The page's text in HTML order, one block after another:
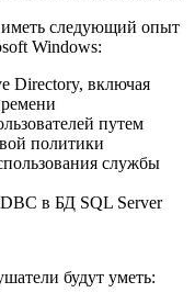
следующий опыт
Windows:
Directory, включая
путем
политики
службы
в БД SQL Server
будут уметь: